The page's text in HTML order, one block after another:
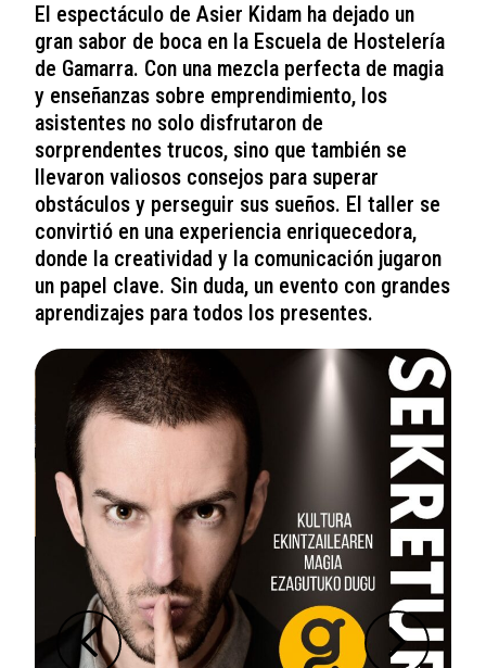
El espectáculo de Asier Kidam ha dejado un
gran sabor de boca en la Escuela de Hostelería
de Gamarra. Con una mezcla perfecta de magia
y enseñanzas sobre emprendimiento, los
asistentes no solo disfrutaron de
sorprendentes trucos, sino que también se
llevaron valiosos consejos para superar
obstáculos y perseguir sus sueños. El taller se
convirtió en una experiencia enriquecedora,
donde la creatividad y la comunicación jugaron
un papel clave. Sin duda, un evento con grandes
aprendizajes para todos los presentes.